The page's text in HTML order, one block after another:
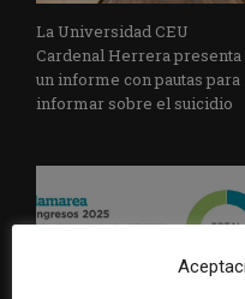
La Universidad CEU
Cardenal Herrera presenta
un informe con pautas para
informar sobre el suicidio